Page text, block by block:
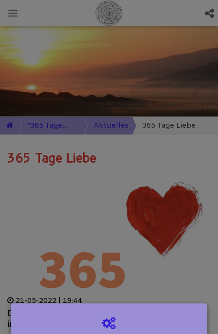
"365 Tage
Aktuelles 365 Tage Liebe
365 Tage Liebe
21-05-2022 | 19:44
Die eingegangenen Texte für die Anthologie werden
im Augenblick gesichtet.